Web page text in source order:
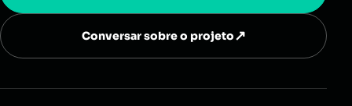
Conversar sobre o projeto↗